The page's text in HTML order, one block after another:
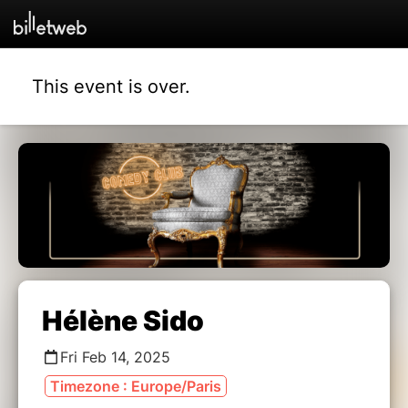
This event is over.
Hélène Sido
Fri Feb 14, 2025
Timezone : Europe/Paris